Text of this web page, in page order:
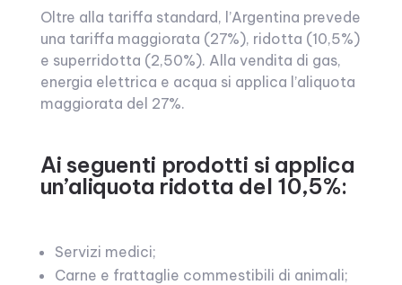
Oltre alla tariffa standard, l’Argentina prevede
una tariffa maggiorata (27%), ridotta (10,5%)
e superridotta (2,50%). Alla vendita di gas,
energia elettrica e acqua si applica l’aliquota
maggiorata del 27%.
Ai seguenti prodotti si applica
un’aliquota ridotta del 10,5%:
Servizi medici;
Carne e frattaglie commestibili di animali;